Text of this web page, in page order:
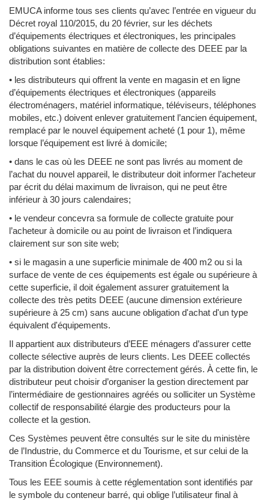
EMUCA informe tous ses clients qu’avec l’entrée en vigueur du
Décret royal 110/2015, du 20 février, sur les déchets
d’équipements électriques et électroniques, les principales
obligations suivantes en matière de collecte des DEEE par la
distribution sont établies:
• les distributeurs qui offrent la vente en magasin et en ligne
d’équipements électriques et électroniques (appareils
électroménagers, matériel informatique, téléviseurs, téléphones
mobiles, etc.) doivent enlever gratuitement l’ancien équipement,
remplacé par le nouvel équipement acheté (1 pour 1), même
lorsque l’équipement est livré à domicile;
• dans le cas où les DEEE ne sont pas livrés au moment de
l’achat du nouvel appareil, le distributeur doit informer l’acheteur
par écrit du délai maximum de livraison, qui ne peut être
inférieur à 30 jours calendaires;
• le vendeur concevra sa formule de collecte gratuite pour
l’acheteur à domicile ou au point de livraison et l’indiquera
clairement sur son site web;
• si le magasin a une superficie minimale de 400 m2 ou si la
surface de vente de ces équipements est égale ou supérieure à
cette superficie, il doit également assurer gratuitement la
collecte des très petits DEEE (aucune dimension extérieure
supérieure à 25 cm) sans aucune obligation d'achat d'un type
équivalent d'équipements.
Il appartient aux distributeurs d’EEE ménagers d’assurer cette
collecte sélective auprès de leurs clients. Les DEEE collectés
par la distribution doivent être correctement gérés. À cette fin, le
distributeur peut choisir d’organiser la gestion directement par
l’intermédiaire de gestionnaires agréés ou solliciter un Système
collectif de responsabilité élargie des producteurs pour la
collecte et la gestion.
Ces Systèmes peuvent être consultés sur le site du ministère
de l’Industrie, du Commerce et du Tourisme, et sur celui de la
Transition Écologique (Environnement).
Tous les EEE soumis à cette réglementation sont identifiés par
le symbole du conteneur barré, qui oblige l’utilisateur final à